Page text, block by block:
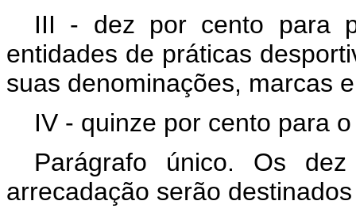
III - dez por cento para
entidades de práticas
suas denominações, marcas
IV - quinze por cento para o
Parágrafo único. Os
arrecadação serão